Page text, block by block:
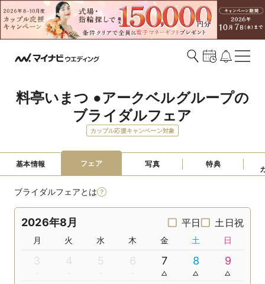
料亭いまつ ●アークベルグループの
ブライダルフェア
カップル応援キャンペーン対象
基本情報 フェア 写真 特典
ブライダルフェアとは
2026年8月 平日 土日祝
月 火 水 木 金 土 日
3 4 5 6 7 8 9